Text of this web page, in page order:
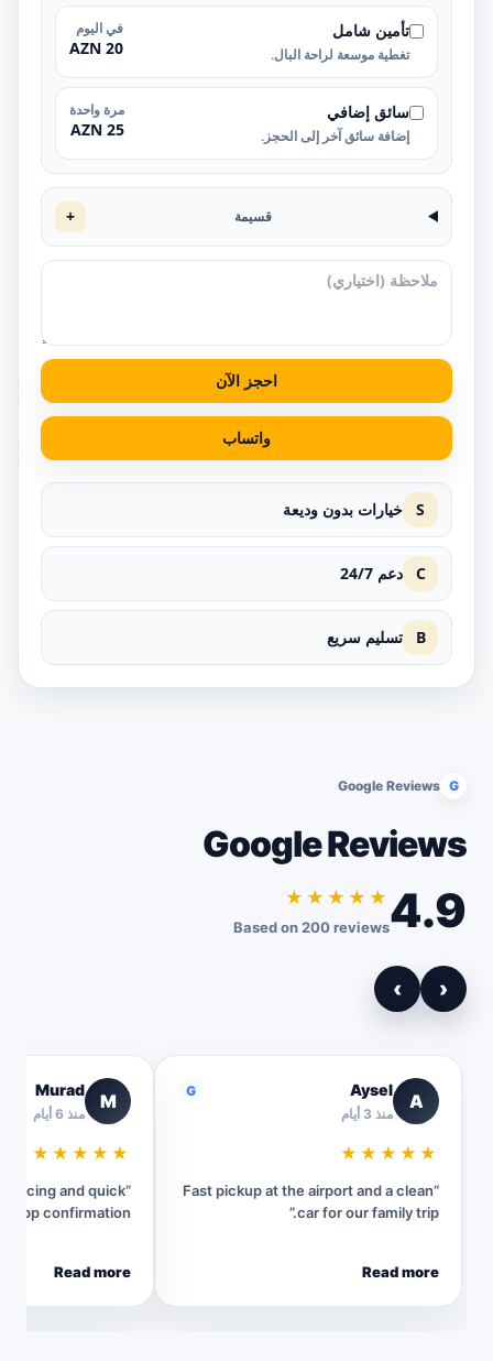
تأمين شامل
تغطية موسعة لراحة البال.
في اليوم
20 AZN
سائق إضافي
إضافة سائق آخر إلى الحجز.
مرة واحدة
25 AZN
قسيمة +
احجز الآن
واتساب
S خيارات بدون وديعة
C دعم 24/7
B تسليم سريع
G
Google Reviews
Google Reviews
4.9
★★★★★
Based on 200 reviews
‹
›
A
Aysel
منذ 3 أيام
G
★★★★★
“Fast pickup at the airport and a clean
car for our family trip.”
Read more
M
Murad
منذ 6 أيام
★★★★★
pricing and quick
confirmation.”
Read more